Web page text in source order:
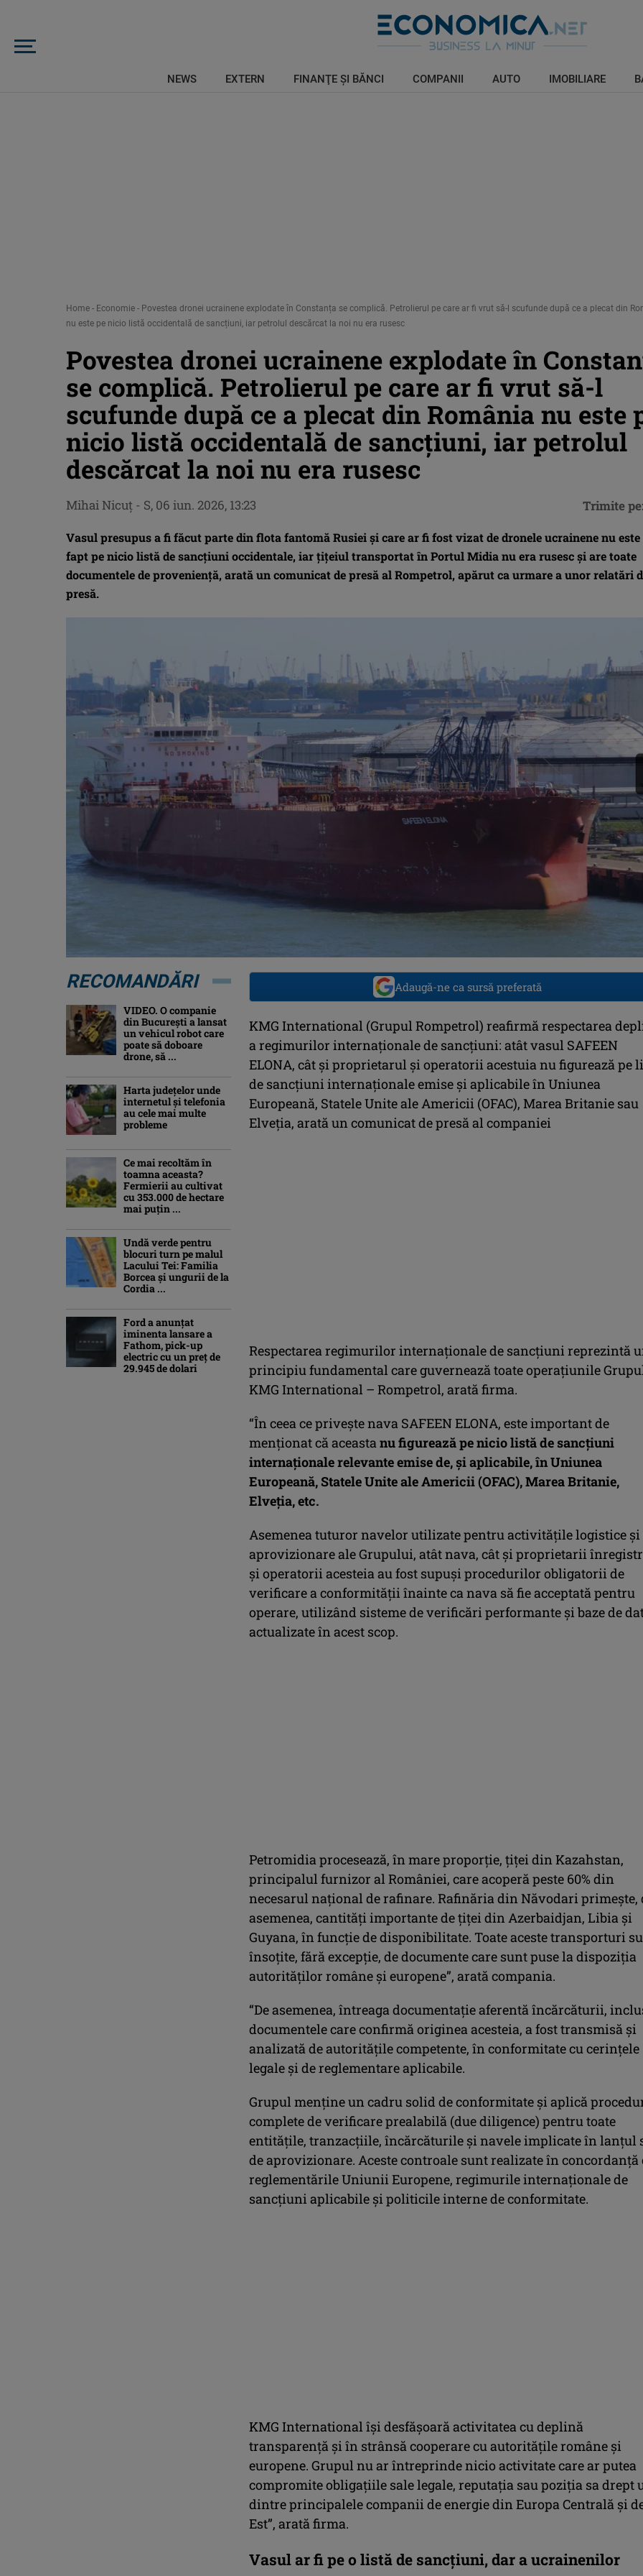
NEWS EXTERN FINANŢE ŞI BĂNCI COMPANII AUTO IMOBILIARE
Home - Economie - Povestea dronei ucrainene explodate în Constanța se complică. Petrolierul pe care ar fi vrut să-l scufunde după ce a plecat din
nu este pe nicio listă occidentală de sancțiuni, iar petrolul descărcat la noi nu era rusesc
Povestea dronei ucrainene explodate în
se complică. Petrolierul pe care ar fi vrut să-l
scufunde după ce a plecat din România nu este
nicio listă occidentală de sancțiuni, iar petrolul
descărcat la noi nu era rusesc
Vasul presupus a fi făcut parte din flota fantomă Rusiei și care ar fi fost vizat de dronele ucrainene nu este
fapt pe nicio listă de sancțiuni occidentale, iar țițeiul transportat în Portul Midia nu era rusesc și are toate
documentele de proveniență, arată un comunicat de presă al Rompetrol, apărut ca urmare a unor relatări
presă.
Mihai Nicuţ - S, 06 iun. 2026, 13:23 Trimite pe:
Adaugă-ne ca sursă preferată
KMG International (Grupul Rompetrol) reafirmă respectarea
a regimurilor internaționale de sancțiuni: atât vasul SAFEEN
ELONA, cât și proprietarul și operatorii acestuia nu figurează pe
de sancțiuni internaționale emise și aplicabile în Uniunea
Europeană, Statele Unite ale Americii (OFAC), Marea Britanie sau
Elveția, arată un comunicat de presă al companiei
Respectarea regimurilor internaționale de sancțiuni reprezintă
principiu fundamental care guvernează toate operațiunile
KMG International – Rompetrol, arată firma.
“În ceea ce privește nava SAFEEN ELONA, este important de
menționat că aceasta nu figurează pe nicio listă de sancțiuni
internaționale relevante emise de, și aplicabile, în Uniunea
Europeană, Statele Unite ale Americii (OFAC), Marea Britanie,
Elveția, etc.
Asemenea tuturor navelor utilizate pentru activitățile logistice și
aprovizionare ale Grupului, atât nava, cât și proprietarii
și operatorii acesteia au fost supuși procedurilor obligatorii de
verificare a conformității înainte ca nava să fie acceptată pentru
operare, utilizând sisteme de verificări performante și baze de
actualizate în acest scop.
Petromidia procesează, în mare proporție, țiței din Kazahstan,
principalul furnizor al României, care acoperă peste 60% din
necesarul național de rafinare. Rafinăria din Năvodari primește,
asemenea, cantități importante de țiței din Azerbaidjan, Libia și
Guyana, în funcție de disponibilitate. Toate aceste transporturi
însoțite, fără excepție, de documente care sunt puse la dispoziția
autorităților române și europene”, arată compania.
“De asemenea, întreaga documentație aferentă încărcăturii,
documentele care confirmă originea acesteia, a fost transmisă și
analizată de autoritățile competente, în conformitate cu cerințele
legale și de reglementare aplicabile.
Grupul menține un cadru solid de conformitate și aplică
complete de verificare prealabilă (due diligence) pentru toate
entitățile, tranzacțiile, încărcăturile și navele implicate în lanțul
de aprovizionare. Aceste controale sunt realizate în concordanță
reglementările Uniunii Europene, regimurile internaționale de
sancțiuni aplicabile și politicile interne de conformitate.
KMG International își desfășoară activitatea cu deplină
transparență și în strânsă cooperare cu autoritățile române și
europene. Grupul nu ar întreprinde nicio activitate care ar putea
compromite obligațiile sale legale, reputația sau poziția sa drept
dintre principalele companii de energie din Europa Centrală și
Est”, arată firma.
Vasul ar fi pe o listă de sancțiuni, dar a ucrainenilor
RECOMANDĂRI
VIDEO. O companie
din București a lansat
un vehicul robot care
poate să doboare
drone, să ...
Harta județelor unde
internetul și telefonia
au cele mai multe
probleme
Ce mai recoltăm în
toamna aceasta?
Fermierii au cultivat
cu 353.000 de hectare
mai puțin ...
Undă verde pentru
blocuri turn pe malul
Lacului Tei: Familia
Borcea și ungurii de la
Cordia ...
Ford a anunțat
iminenta lansare a
Fathom, pick-up
electric cu un preț de
29.945 de dolari